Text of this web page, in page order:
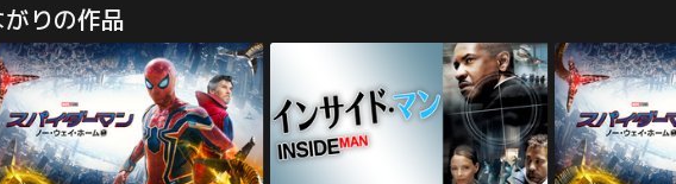
南極観測隊に潜り込む。“何か”は次々
姿を変え、隊員たちは次第に互いを信じ
なくなる……。
OJはこの事故の際に一瞬目にした飛行物体 ン！
がりの作品